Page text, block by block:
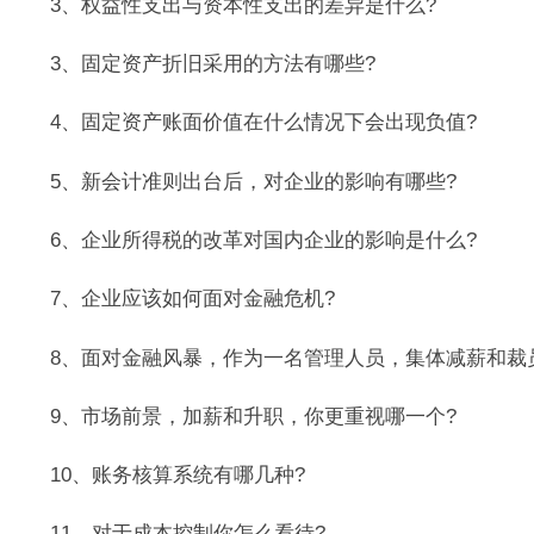
3、权益性支出与资本性支出的差异是什么?
3、固定资产折旧采用的方法有哪些?
4、固定资产账面价值在什么情况下会出现负值?
5、新会计准则出台后，对企业的影响有哪些?
6、企业所得税的改革对国内企业的影响是什么?
7、企业应该如何面对金融危机?
8、面对金融风暴，作为一名管理人员，集体减薪和裁
9、市场前景，加薪和升职，你更重视哪一个?
10、账务核算系统有哪几种?